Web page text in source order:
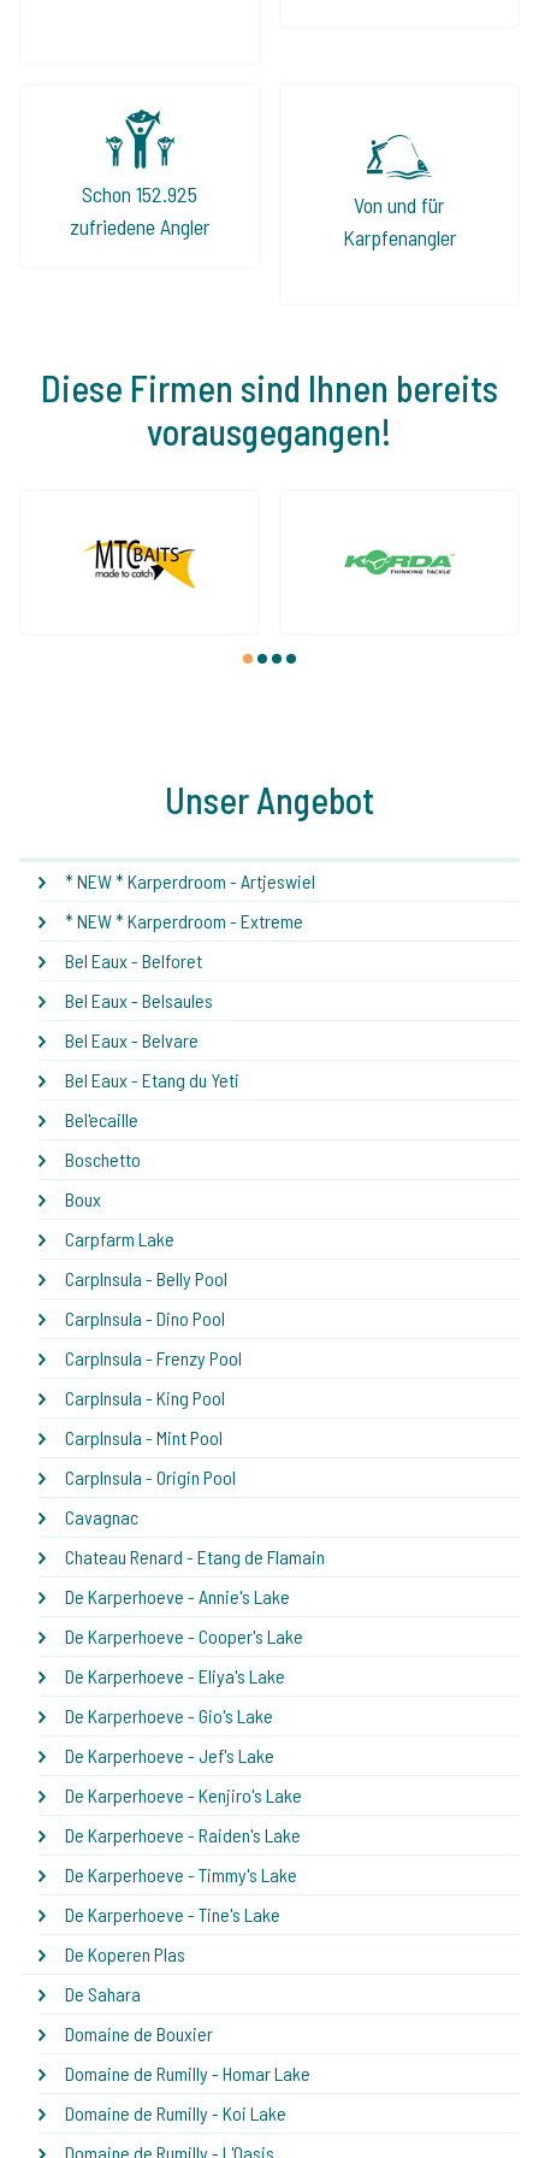
Schon 152.925
zufriedene Angler
Von und für
Karpfenangler
Diese Firmen sind Ihnen bereits
vorausgegangen!
1 2 3 4
Unser Angebot
* NEW * Karperdroom - Artjeswiel
* NEW * Karperdroom - Extreme
Bel Eaux - Belforet
Bel Eaux - Belsaules
Bel Eaux - Belvare
Bel Eaux - Etang du Yeti
Bel'ecaille
Boschetto
Boux
Carpfarm Lake
CarpInsula - Belly Pool
CarpInsula - Dino Pool
CarpInsula - Frenzy Pool
CarpInsula - King Pool
CarpInsula - Mint Pool
CarpInsula - Origin Pool
Cavagnac
Chateau Renard - Etang de Flamain
De Karperhoeve - Annie's Lake
De Karperhoeve - Cooper's Lake
De Karperhoeve - Eliya's Lake
De Karperhoeve - Gio's Lake
De Karperhoeve - Jef's Lake
De Karperhoeve - Kenjiro's Lake
De Karperhoeve - Raiden's Lake
De Karperhoeve - Timmy's Lake
De Karperhoeve - Tine's Lake
De Koperen Plas
De Sahara
Domaine de Bouxier
Domaine de Rumilly - Homar Lake
Domaine de Rumilly - Koi Lake
Domaine de Rumilly - L'Oasis